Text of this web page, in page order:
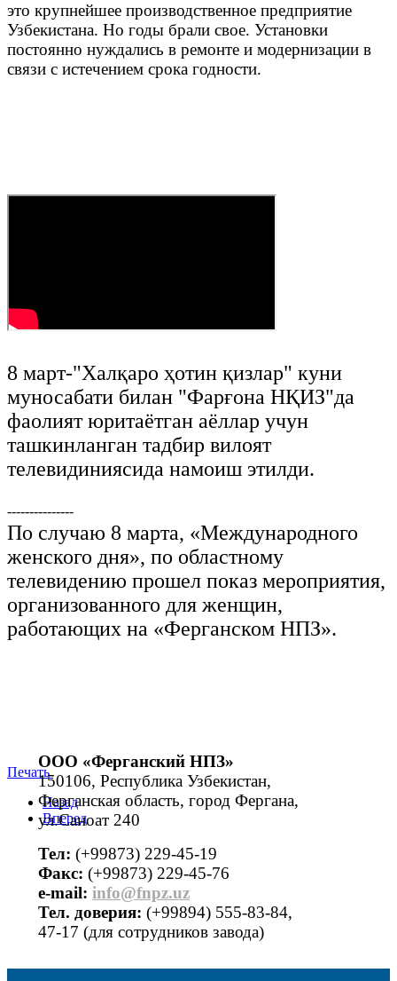
это крупнейшее производственное предприятие
Узбекистана. Но годы брали свое. Установки
постоянно нуждались в ремонте и модернизации в
связи с истечением срока годности.
8 март-"Халқаро ҳотин қизлар" куни
муносабати билан "Фарғона НҚИЗ"да
фаолият юритаётган аёллар учун
ташкинланган тадбир вилоят
телевидиниясида намоиш этилди.
---------------
По случаю 8 марта, «Международного
женского дня», по областному
телевидению прошел показ мероприятия,
организованного для женщин,
работающих на «Ферганском НПЗ».
Печать
Назад
Вперед
ООО «Ферганский НПЗ»
150106, Республика Узбекистан,
Ферганская область, город Фергана,
ул.Саноат 240
Тел: (+99873) 229-45-19
Факс: (+99873) 229-45-76
е-mail: info@fnpz.uz
Тел. доверия: (+99894) 555-83-84,
47-17 (для сотрудников завода)